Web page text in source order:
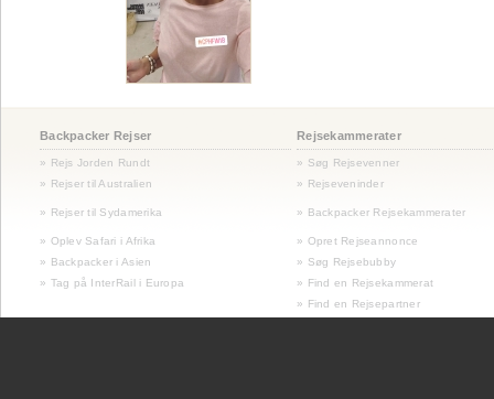
Backpacker Rejser Rejsekammerater
» Rejs Jorden Rundt
» Søg Rejsevenner
» Rejser til Australien
» Rejseveninder
» Rejser til Sydamerika » Backpacker Rejsekammerater
» Oplev Safari i Afrika
» Opret Rejseannonce
» Backpacker i Asien
» Søg Rejsebubby
» Tag på InterRail i Europa
» Find en Rejsekammerat
» Find en Rejsepartner